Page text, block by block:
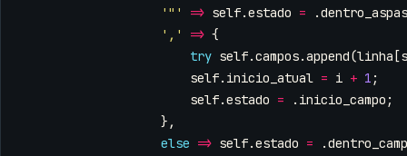
'"'
=> self.estado = .dentro_aspas
','
=> {
try self.campos.append(linha [
self. inicio_atual = i + 1 ;
self.estado = . inicio_campo ;
},
else => self.estado = .